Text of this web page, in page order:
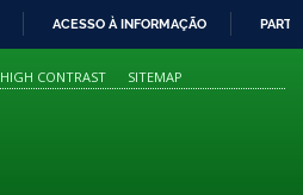
PARA
O
ACESSO À INFORMAÇÃO
HIGH CONTRAST SITEMAP